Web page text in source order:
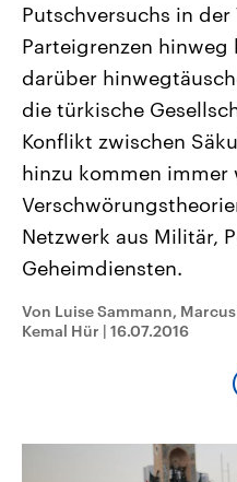
Landtagswahl Sachsen-
2026
Alle Informationen
Sachsen-Anhalt wählt am 6.
September 2026 einen
Landtag. Seit 2021 wird das
Bundesland von einer
Umfragen, Prognosen,
Wahlprogramme, aktuelle
und Hintergründe zu den
und Kandidaten der
Wahl.
Sendungen
Audio-Archiv
Putschversuchs in der
Parteigrenzen
darüber
die türkische
Konflikt zwischen
hinzu kommen immer
Netzwerk aus Militär,
Geheimdiensten.
Von Luise Sammann,
Kemal Hür | 16.07.2016